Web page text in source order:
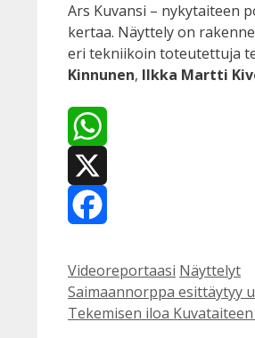
Ars Kuvansi – nykytaiteen
kertaa. Näyttely on
eri tekniikoin toteutettuja
Kinnunen, Ilkka Martti
WhatsApp
X
Kategoriat
Videoreportaasi Avainsanat
Näyttelyt
Saimaannorppa esittäytyy
Tekemisen iloa